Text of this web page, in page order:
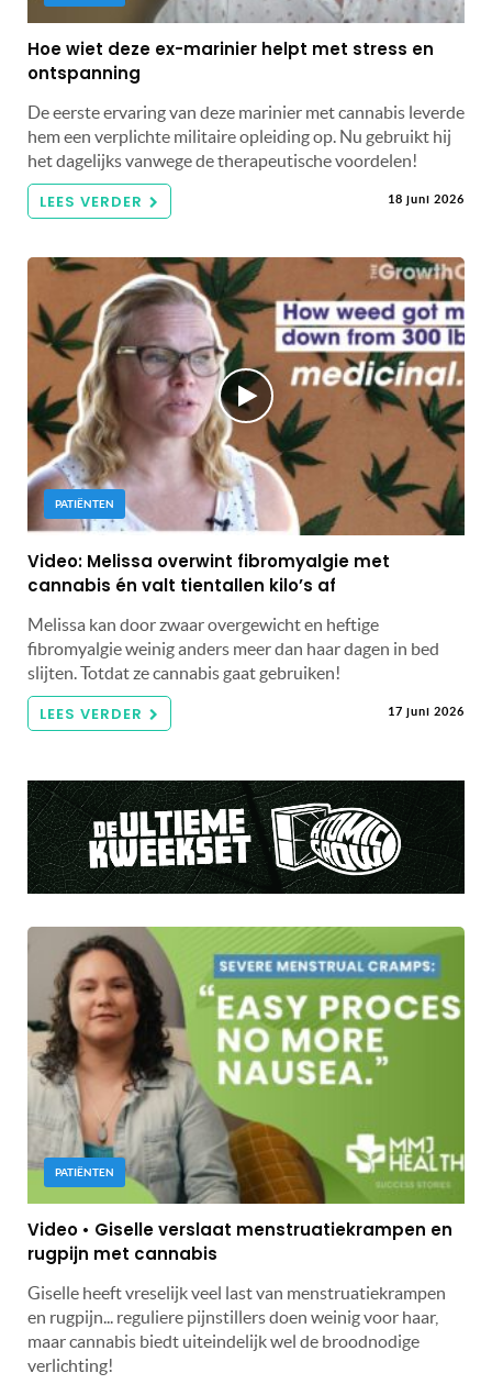
Hoe wiet deze ex-marinier helpt met stress en
ontspanning
De eerste ervaring van deze marinier met cannabis leverde
hem een ​​verplichte militaire opleiding op. Nu gebruikt hij
het dagelijks vanwege de therapeutische voordelen!
LEES VERDER 18 juni 2026
PATIËNTEN
Video: Melissa overwint fibromyalgie met
cannabis én valt tientallen kilo’s af
Melissa kan door zwaar overgewicht en heftige
fibromyalgie weinig anders meer dan haar dagen in bed
slijten. Totdat ze cannabis gaat gebruiken!
LEES VERDER 17 juni 2026
PATIËNTEN
Video • Giselle verslaat menstruatiekrampen en
rugpijn met cannabis
Giselle heeft vreselijk veel last van menstruatiekrampen
en rugpijn... reguliere pijnstillers doen weinig voor haar,
maar cannabis biedt uiteindelijk wel de broodnodige
verlichting!